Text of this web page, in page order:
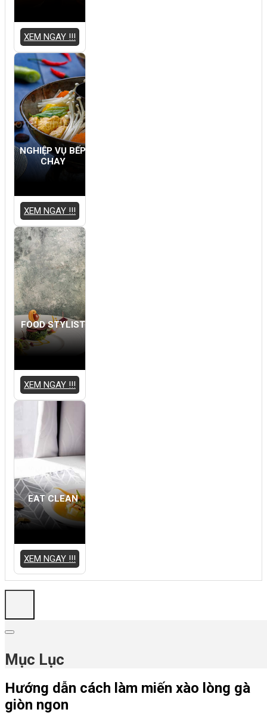
XEM NGAY !!!
NGHIỆP VỤ BẾP
CHAY
XEM NGAY !!!
FOOD STYLIST
XEM NGAY !!!
EAT CLEAN
XEM NGAY !!!
Mục Lục
Hướng dẫn cách làm miến xào lòng gà
giòn ngon